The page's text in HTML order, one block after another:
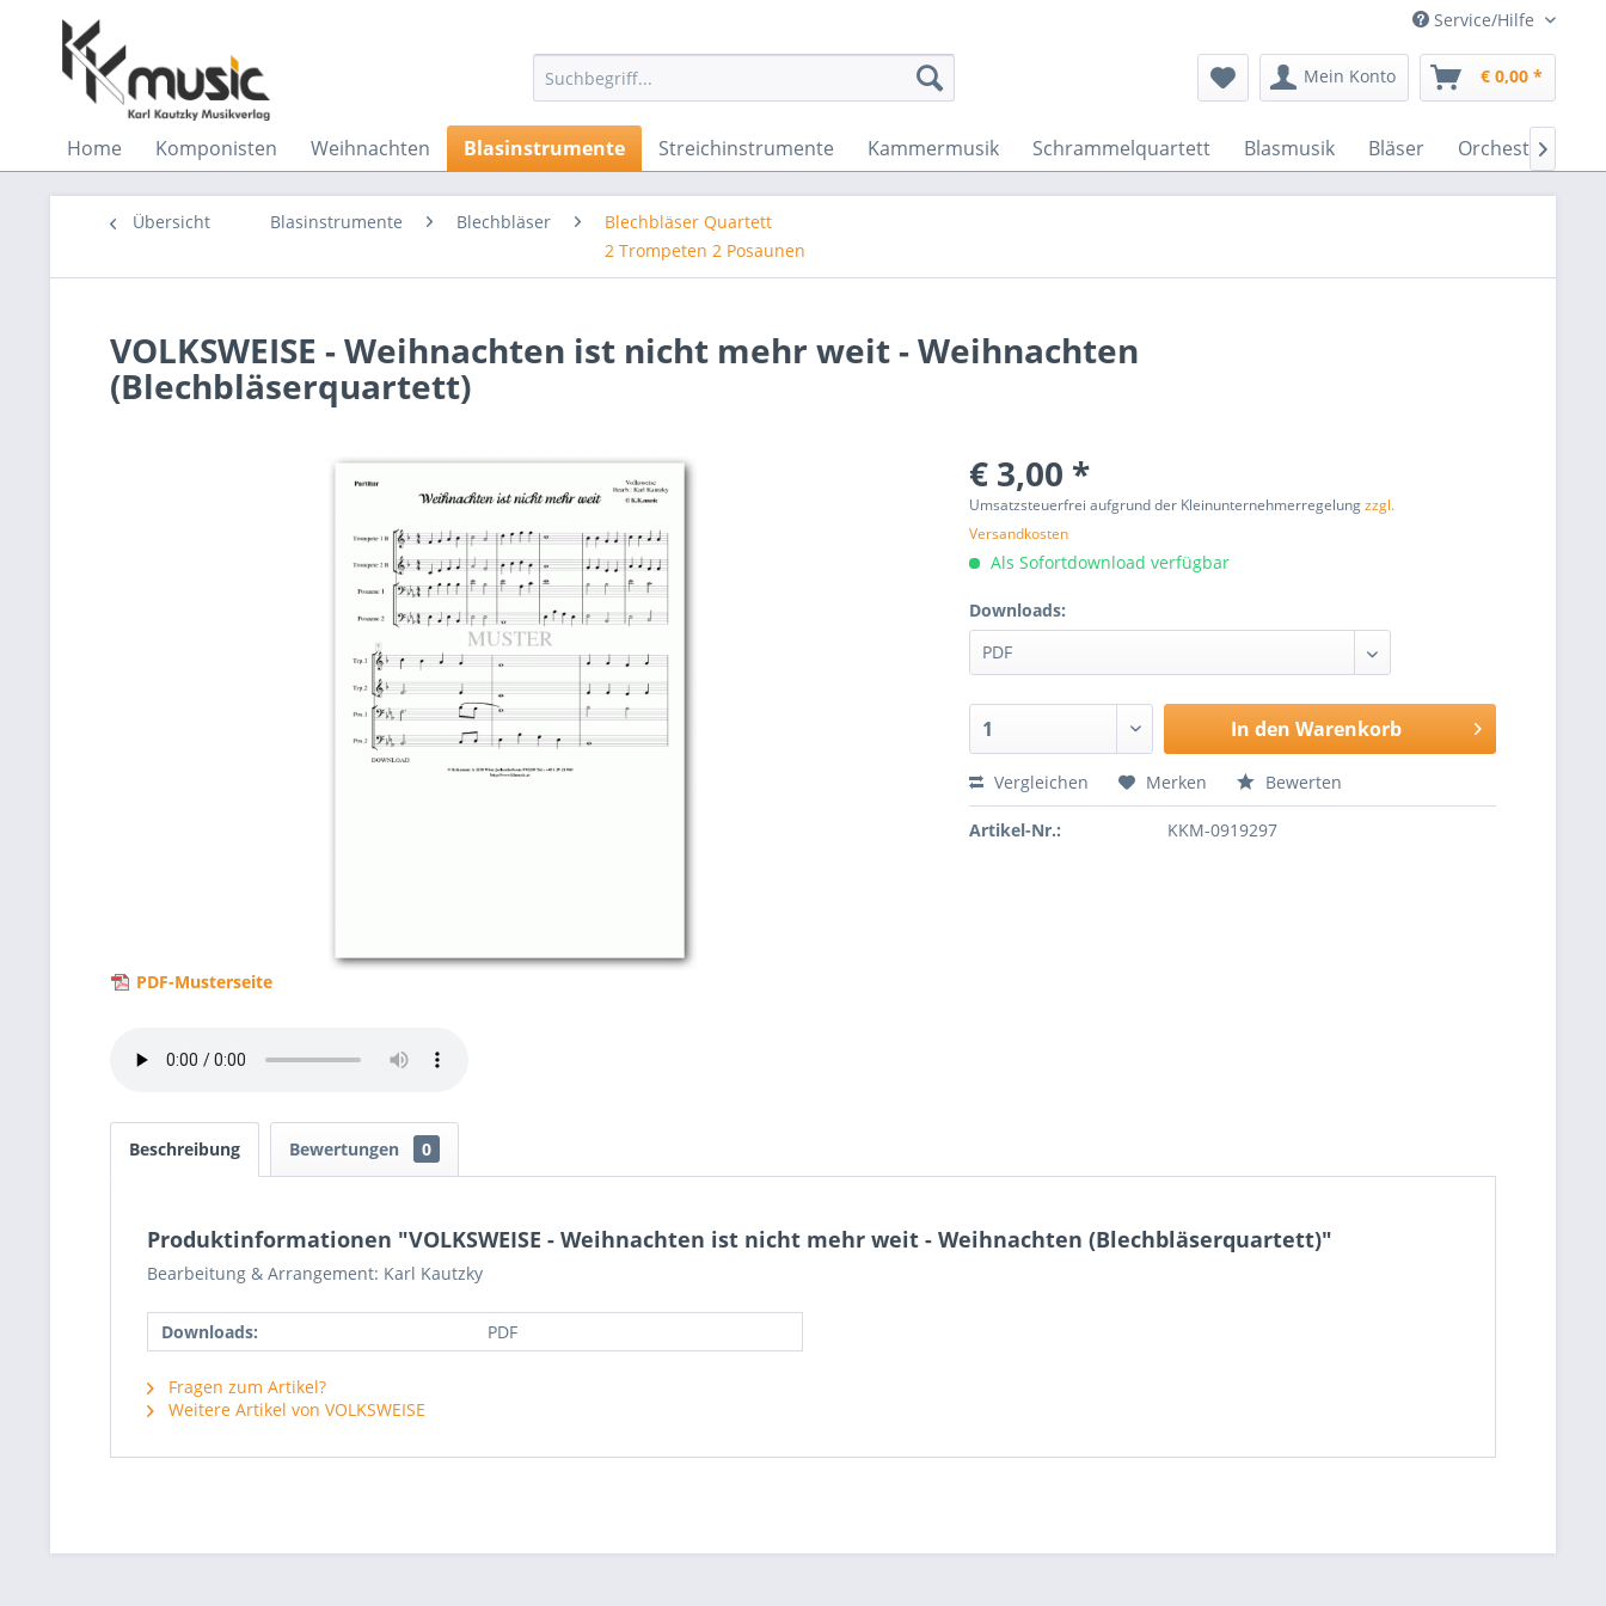
Service/Hilfe
Mein Konto € 0,00 *
Home Komponisten Weihnachten Blasinstrumente Streichinstrumente Kammermusik Schrammelquartett Blasmusik Bläser Orchester

Übersicht Blasinstrumente Blechbläser
Blechbläser Quartett
2 Trompeten 2 Posaunen
VOLKSWEISE - Weihnachten ist nicht mehr weit - Weihnachten
(Blechbläserquartett)
PDF-Musterseite
€ 3,00 *
Umsatzsteuerfrei aufgrund der Kleinunternehmerregelungzzgl.
Versandkosten
Als Sofortdownload verfügbar
Downloads:
In den Warenkorb
Vergleichen Merken Bewerten
Artikel-Nr.: KKM-0919297
Beschreibung Bewertungen 0
Produktinformationen "VOLKSWEISE - Weihnachten ist nicht mehr weit - Weihnachten (Blechbläserquartett)"
Bearbeitung & Arrangement: Karl Kautzky
Downloads: PDF
Fragen zum Artikel?
Weitere Artikel von VOLKSWEISE